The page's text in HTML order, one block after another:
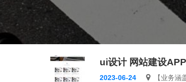
ui设计 网站建设
2023-06-24 【业务涵